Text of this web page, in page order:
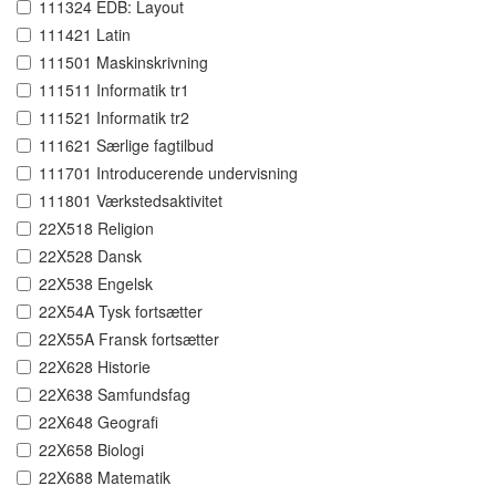
111324 EDB: Layout
111421 Latin
111501 Maskinskrivning
111511 Informatik tr1
111521 Informatik tr2
111621 Særlige fagtilbud
111701 Introducerende undervisning
111801 Værkstedsaktivitet
22X518 Religion
22X528 Dansk
22X538 Engelsk
22X54A Tysk fortsætter
22X55A Fransk fortsætter
22X628 Historie
22X638 Samfundsfag
22X648 Geografi
22X658 Biologi
22X688 Matematik